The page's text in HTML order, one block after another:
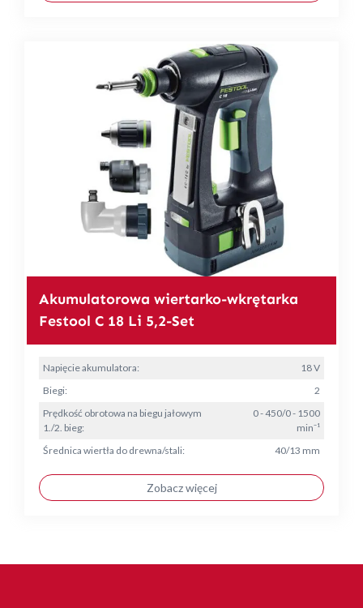
Akumulatorowa wiertarko-wkrętarka
Festool C 18 Li 5,2-Set
Napięcie akumulatora:
18 V
Biegi:
2
Prędkość obrotowa na biegu jałowym
1./2. bieg:
0 - 450/0 - 1500
min⁻¹
Średnica wiertła do drewna/stali:
40/13 mm
Zobacz więcej